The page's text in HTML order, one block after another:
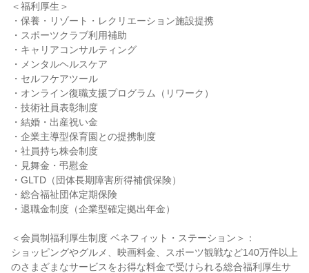
＜福利厚生＞
・保養・リゾート・レクリエーション施設提携
・スポーツクラブ利用補助
・キャリアコンサルティング
・メンタルヘルスケア
・セルフケアツール
・オンライン復職支援プログラム（リワーク）
・技術社員表彰制度
・結婚・出産祝い金
・企業主導型保育園との提携制度
・社員持ち株会制度
・見舞金・弔慰金
・GLTD（団体長期障害所得補償保険）
・総合福祉団体定期保険
・退職金制度（企業型確定拠出年金）
＜会員制福利厚生制度 ベネフィット・ステーション＞：
ショッピングやグルメ、映画料金、スポーツ観戦など140万件以上
のさまざまなサービスをお得な料金で受けられる総合福利厚生サ